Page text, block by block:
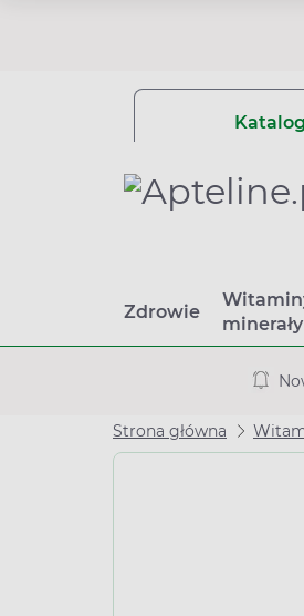
Zdrowie
minerały
Strona główna